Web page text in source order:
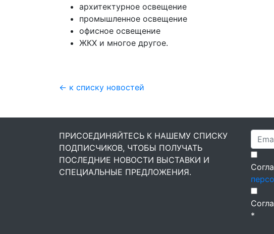
архитектурное освещение
промышленное освещение
офисное освещение
ЖКХ и многое другое.
← к списку новостей
ПРИСОЕДИНЯЙТЕСЬ К НАШЕМУ СПИСКУ
ПОДПИСЧИКОВ, ЧТОБЫ ПОЛУЧАТЬ
ПОСЛЕДНИЕ НОВОСТИ ВЫСТАВКИ И
СПЕЦИАЛЬНЫЕ ПРЕДЛОЖЕНИЯ.
*